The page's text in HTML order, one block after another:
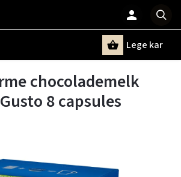
Lege kar
chocolademelk
8 capsules